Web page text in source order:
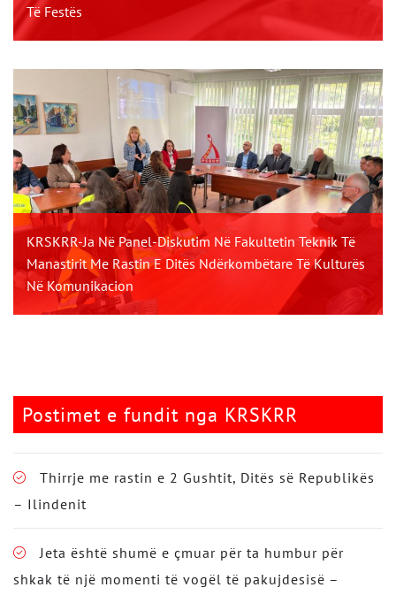
Të Festës
KRSKRR-Ja Në Panel-Diskutim Në Fakultetin Teknik Të
Manastirit Me Rastin E Ditës Ndërkombëtare Të Kulturës
Në Komunikacion
Postimet e fundit nga KRSKRR
Thirrje me rastin e 2 Gushtit, Ditës së Republikës
– Ilindenit
Jeta është shumë e çmuar për ta humbur për
shkak të një momenti të vogël të pakujdesisë –